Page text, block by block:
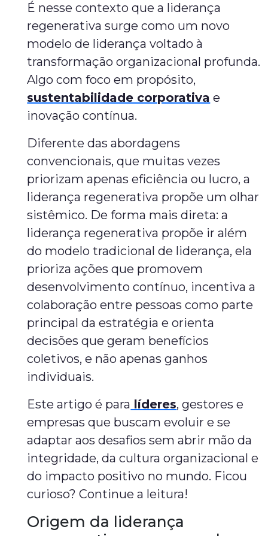
É nesse contexto que a liderança
regenerativa surge como um novo
modelo de liderança voltado à
transformação organizacional profunda.
Algo com foco em propósito,
sustentabilidade corporativa e
inovação contínua.
Diferente das abordagens
convencionais, que muitas vezes
priorizam apenas eficiência ou lucro, a
liderança regenerativa propõe um olhar
sistêmico. De forma mais direta: a
liderança regenerativa propõe ir além
do modelo tradicional de liderança, ela
prioriza ações que promovem
desenvolvimento contínuo, incentiva a
colaboração entre pessoas como parte
principal da estratégia e orienta
decisões que geram benefícios
coletivos, e não apenas ganhos
individuais.
Este artigo é para líderes, gestores e
empresas que buscam evoluir e se
adaptar aos desafios sem abrir mão da
integridade, da cultura organizacional e
do impacto positivo no mundo. Ficou
curioso? Continue a leitura!
Origem da liderança